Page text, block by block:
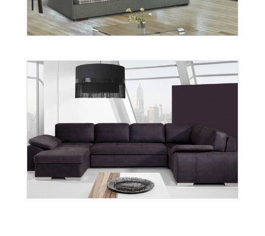
wer. Lena
Więcej